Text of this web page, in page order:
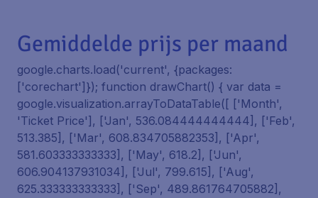
Gemiddelde prijs per maand
google.charts.load('current', {packages:
['corechart']}); function drawChart() { var data =
google.visualization.arrayToDataTable([ ['Month',
'Ticket Price'], ['Jan', 536.084444444444], ['Feb',
513.385], ['Mar', 608.834705882353], ['Apr',
581.603333333333], ['May', 618.2], ['Jun',
606.904137931034], ['Jul', 799.615], ['Aug',
625.333333333333], ['Sep', 489.861764705882],